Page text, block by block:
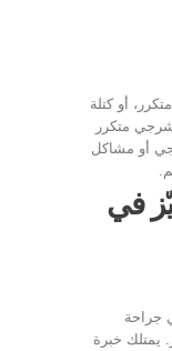
أو كتلة
متكرر
أو مشاكل
في
جراحة
خبرة